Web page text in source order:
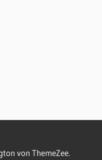
von ThemeZee.